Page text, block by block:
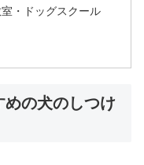
・ドッグスクール
の犬のしつけ